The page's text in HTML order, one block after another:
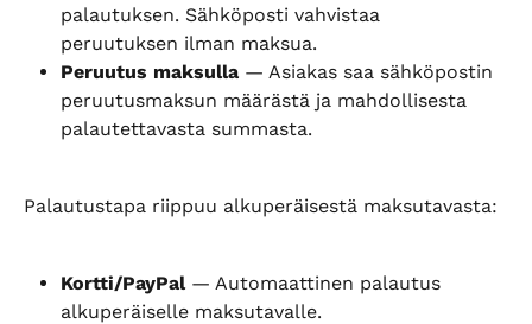
palautuksen. Sähköposti vahvistaa
peruutuksen ilman maksua.
Peruutus maksulla — Asiakas saa sähköpostin
peruutusmaksun määrästä ja mahdollisesta
palautettavasta summasta.
Palautustapa riippuu alkuperäisestä maksutavasta:
Kortti/PayPal — Automaattinen palautus
alkuperäiselle maksutavalle.